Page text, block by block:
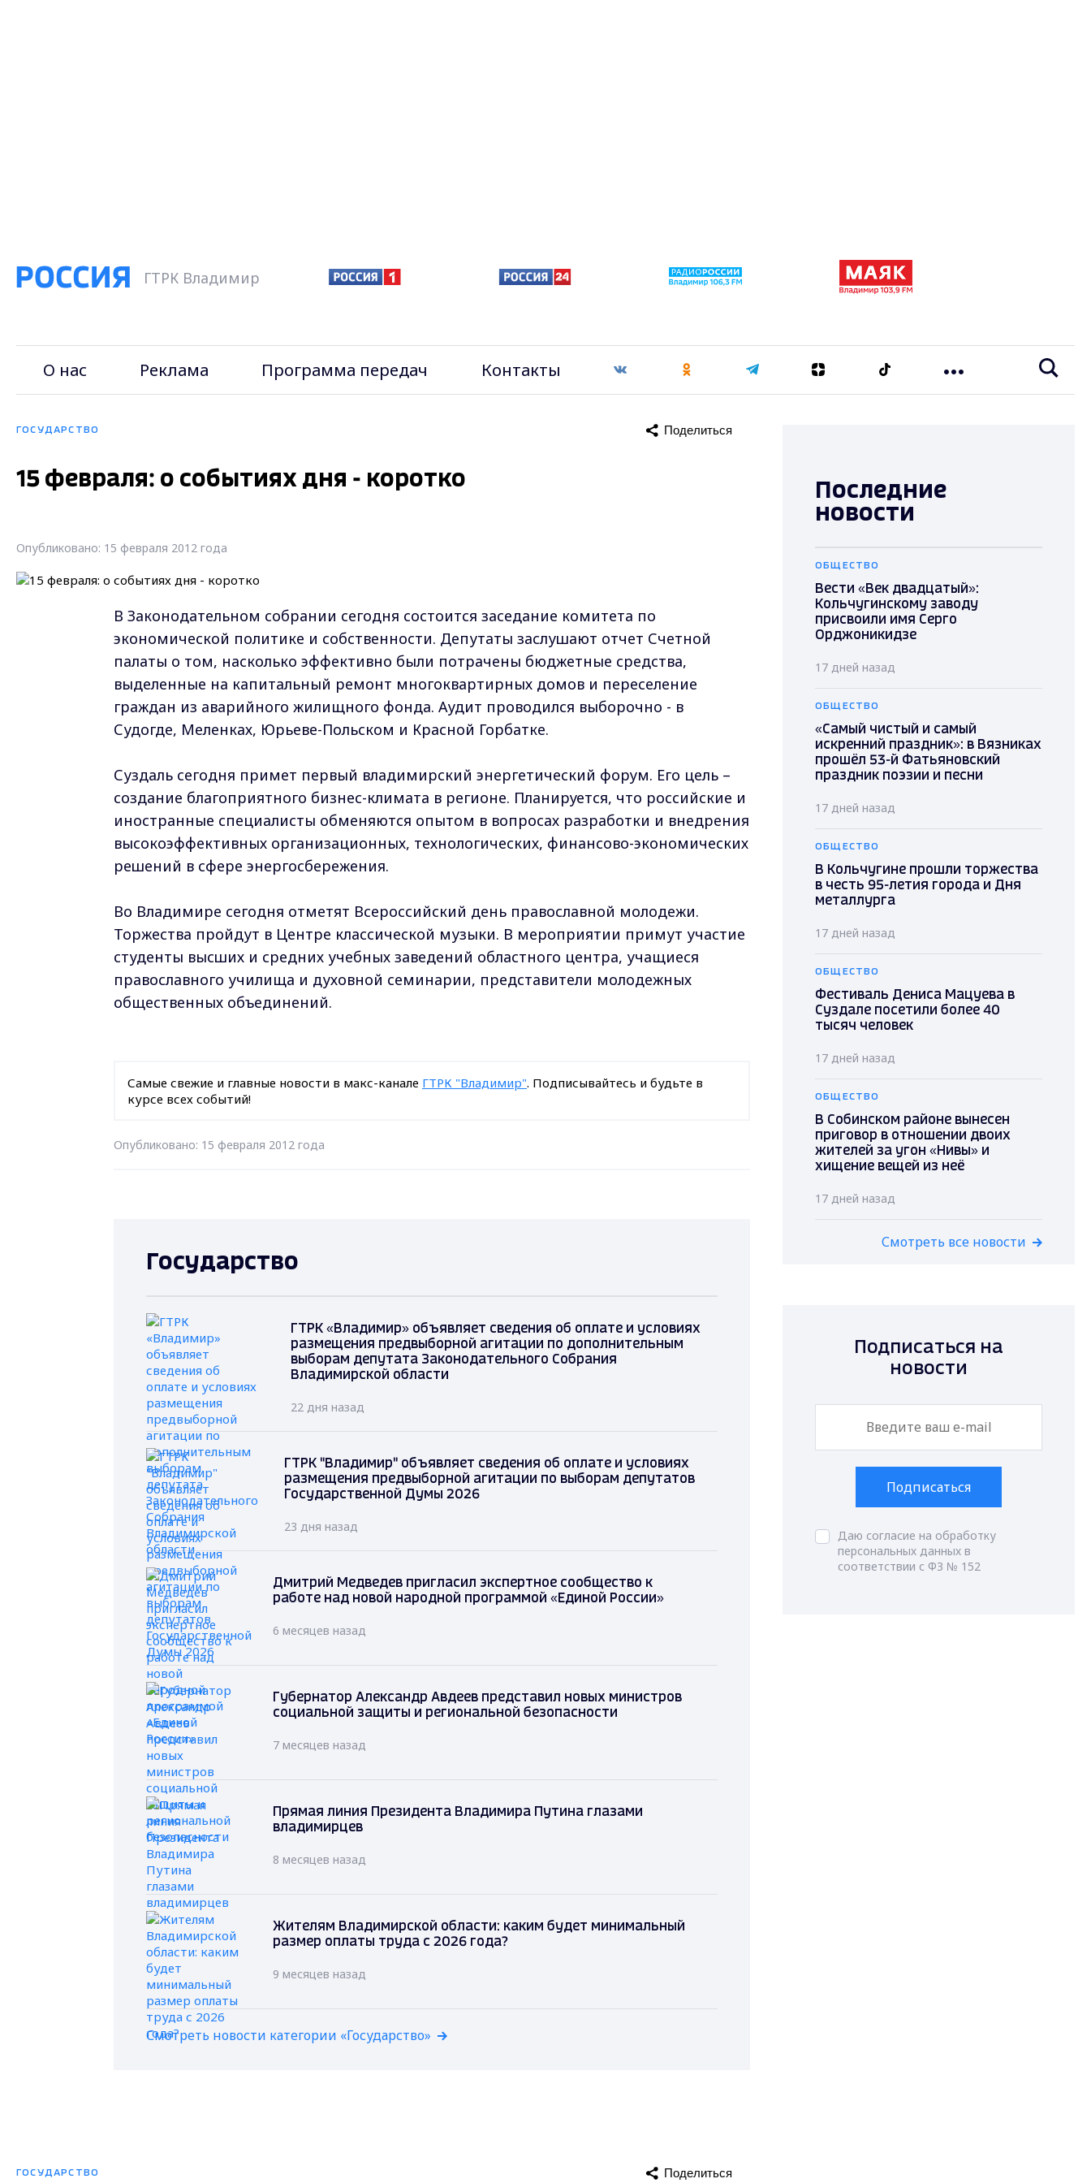
ГТРК Владимир
О нас Реклама Программа передач Контакты
ГОСУДАРСТВО Поделиться
15 февраля: о событиях дня - коротко
Опубликовано: 15 февраля 2012 года
В Законодательном собрании сегодня состоится заседание комитета по
экономической политике и собственности. Депутаты заслушают отчет Счетной
палаты о том, насколько эффективно были потрачены бюджетные средства,
выделенные на капитальный ремонт многоквартирных домов и переселение
граждан из аварийного жилищного фонда. Аудит проводился выборочно - в
Судогде, Меленках, Юрьеве-Польском и Красной Горбатке.
Суздаль сегодня примет первый владимирский энергетический форум. Его цель –
создание благоприятного бизнес-климата в регионе. Планируется, что российские и
иностранные специалисты обменяются опытом в вопросах разработки и внедрения
высокоэффективных организационных, технологических, финансово-экономических
решений в сфере энергосбережения.
Во Владимире сегодня отметят Всероссийский день православной молодежи.
Торжества пройдут в Центре классической музыки. В мероприятии примут участие
студенты высших и средних учебных заведений областного центра, учащиеся
православного училища и духовной семинарии, представители молодежных
общественных объединений.
Самые свежие и главные новости в макс-канале ГТРК "Владимир". Подписывайтесь и будьте в
курсе всех событий!
Опубликовано: 15 февраля 2012 года
Государство
ГТРК «Владимир» объявляет сведения об оплате и условиях
размещения предвыборной агитации по дополнительным
выборам депутата Законодательного Собрания
Владимирской области
22 дня назад
ГТРК "Владимир" объявляет сведения об оплате и условиях
размещения предвыборной агитации по выборам депутатов
Государственной Думы 2026
23 дня назад
Дмитрий Медведев пригласил экспертное сообщество к
работе над новой народной программой «Единой России»
6 месяцев назад
Губернатор Александр Авдеев представил новых министров
социальной защиты и региональной безопасности
7 месяцев назад
Прямая линия Президента Владимира Путина глазами
владимирцев
8 месяцев назад
Жителям Владимирской области: каким будет минимальный
размер оплаты труда с 2026 года?
9 месяцев назад
Смотреть новости категории «Государство»
ГОСУДАРСТВО Поделиться
Последние
новости
ОБЩЕСТВО
Вести «Век двадцатый»:
Кольчугинскому заводу
присвоили имя Серго
Орджоникидзе
17 дней назад
ОБЩЕСТВО
«Самый чистый и самый
искренний праздник»: в Вязниках
прошёл 53-й Фатьяновский
праздник поэзии и песни
17 дней назад
ОБЩЕСТВО
В Кольчугине прошли торжества
в честь 95-летия города и Дня
металлурга
17 дней назад
ОБЩЕСТВО
Фестиваль Дениса Мацуева в
Суздале посетили более 40
тысяч человек
17 дней назад
ОБЩЕСТВО
В Собинском районе вынесен
приговор в отношении двоих
жителей за угон «Нивы» и
хищение вещей из неё
17 дней назад
Смотреть все новости
Подписаться на
новости
Подписаться
Даю согласие на обработку
персональных данных в
соответствии с ФЗ № 152